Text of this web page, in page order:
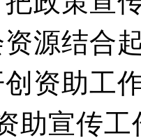
源结合
资助工
宣传工